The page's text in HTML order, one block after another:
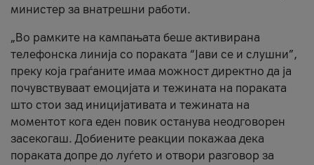
министер за внатрешни работи.
„Во рамките на кампањата беше активирана
телефонска линија со пораката “Јави се и слушни”,
преку која граѓаните имаа можност директно да ја
почувствуваат емоцијата и тежината на пораката
што стои зад иницијативата и тежината на
моментот кога еден повик останува неодговорен
засекогаш. Добиените реакции покажаа дека
пораката допре до луѓето и отвори разговор за